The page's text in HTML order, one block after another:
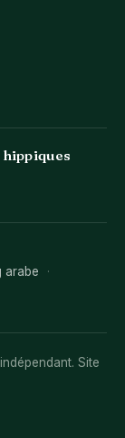
arabe
Site